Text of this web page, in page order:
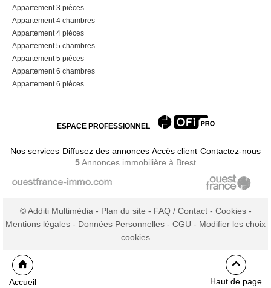
Appartement 3 pièces
Appartement 4 chambres
Appartement 4 pièces
Appartement 5 chambres
Appartement 5 pièces
Appartement 6 chambres
Appartement 6 pièces
ESPACE PROFESSIONNEL
Nos services Diffusez des annonces Accès client Contactez-nous
5Annonces immobilière à Brest
© Additi Multimédia - Plan du site - FAQ / Contact- Cookies-
Mentions légales - Données Personnelles - CGU - Modifier les choix
cookies
Accueil Haut de page